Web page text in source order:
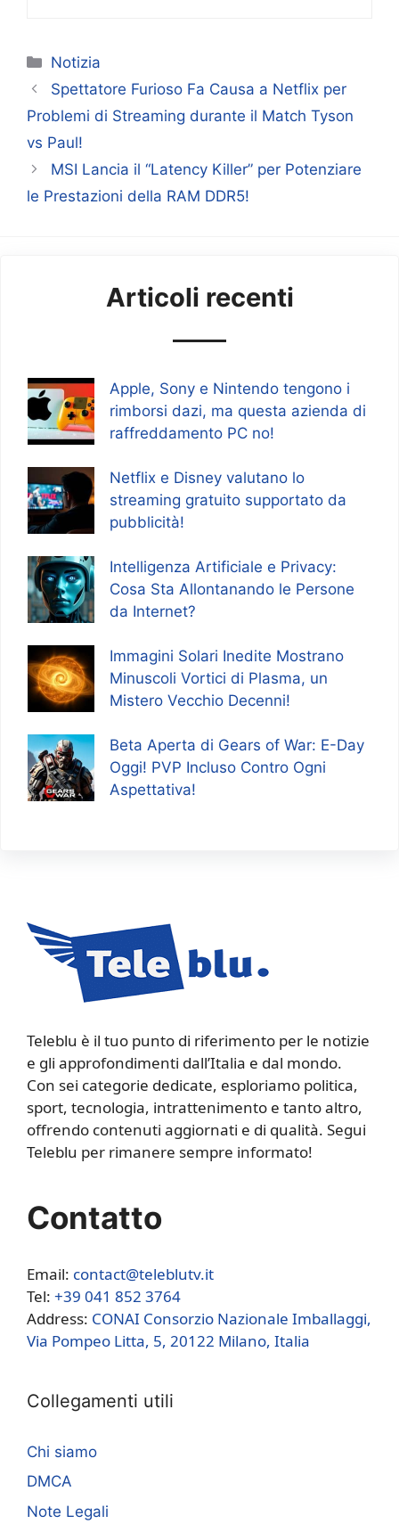
Categorie
Notizia
Spettatore Furioso Fa Causa a Netflix per
Problemi di Streaming durante il Match Tyson
vs Paul!
MSI Lancia il “Latency Killer” per Potenziare
le Prestazioni della RAM DDR5!
Articoli recenti
Apple, Sony e Nintendo tengono i
rimborsi dazi, ma questa azienda di
raffreddamento PC no!
Netflix e Disney valutano lo
streaming gratuito supportato da
pubblicità!
Intelligenza Artificiale e Privacy:
Cosa Sta Allontanando le Persone
da Internet?
Immagini Solari Inedite Mostrano
Minuscoli Vortici di Plasma, un
Mistero Vecchio Decenni!
Beta Aperta di Gears of War: E-Day
Oggi! PVP Incluso Contro Ogni
Aspettativa!
Teleblu è il tuo punto di riferimento per le notizie
e gli approfondimenti dall’Italia e dal mondo.
Con sei categorie dedicate, esploriamo politica,
sport, tecnologia, intrattenimento e tanto altro,
offrendo contenuti aggiornati e di qualità. Segui
Teleblu per rimanere sempre informato!
Contatto
Email: contact@teleblutv.it
Tel: +39 041 852 3764
Address: CONAI Consorzio Nazionale Imballaggi,
Via Pompeo Litta, 5, 20122 Milano, Italia
Collegamenti utili
Chi siamo
DMCA
Note Legali